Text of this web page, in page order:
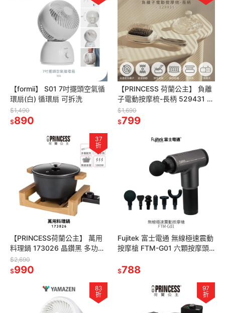
【formii】 S01 7吋擺頭空氣循
環扇(白) 循環扇 可拆洗
$1,490
$890
【PRINCESS 荷蘭公主】 負離
子電動按摩梳-長柄 529431 防
靜電 可拆洗 按摩頭皮
$1,690
$799
37
折
【PRINCESS荷蘭公主】 萬用
料理鍋 173026 晶鑽黑 多功能
陶瓷料理鍋
$2,690
$990
Fujitek 富士電通 無線極速震動
按摩槍 FTM-G01 六顆按摩頭
節禮物
$788
83
折
97
折